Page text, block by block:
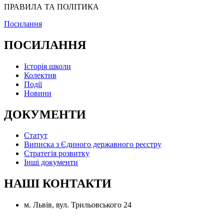
ПРАВИЛА ТА ПОЛІТИКА
Посилання
ПОСИЛАННЯ
Історія школи
Колектив
Події
Новини
ДОКУМЕНТИ
Статут
Виписка з Єдиного державного реєстру
Стратегія розвитку
Інші документи
НАШІ КОНТАКТИ
м. Львів, вул. Трильовського 24